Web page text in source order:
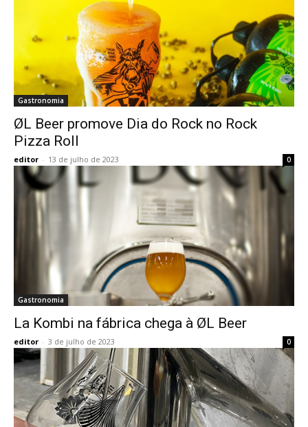
Gastronomia
ØL Beer promove Dia do Rock no Rock
Pizza Roll
editor - 13 de julho de 2023 0
Gastronomia
La Kombi na fábrica chega à ØL Beer
editor - 3 de julho de 2023 0